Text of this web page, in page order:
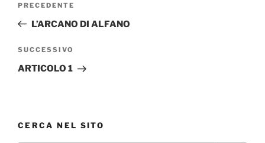
Articolo
precedente:
PRECEDENTE
L’ARCANO DI ALFANO
Articolo
successivo
SUCCESSIVO
ARTICOLO 1
CERCA NEL SITO